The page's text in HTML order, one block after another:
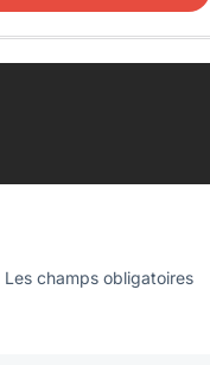
Les champs obligatoires